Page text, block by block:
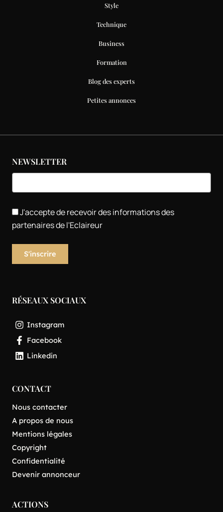
Style
Technique
Business
Formation
Blog des experts
Petites annonces
NEWSLETTER
J'accepte de recevoir des informations des
partenaires de l'Eclaireur
RÉSEAUX SOCIAUX
Instagram
Facebook
Linkedin
CONTACT
Nous contacter
A propos de nous
Mentions légales
Copyright
Confidentialité
Devenir annonceur
ACTIONS